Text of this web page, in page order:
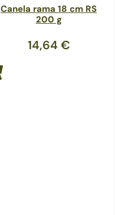
Canela rama 18 cm RS
200 g
14,64 €